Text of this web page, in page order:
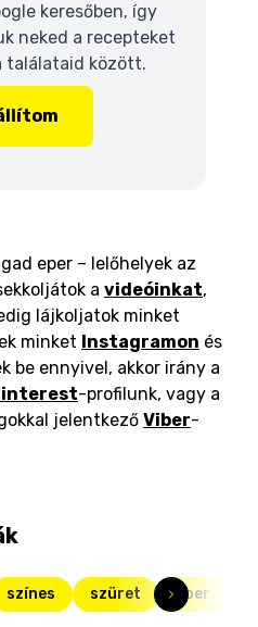
keresőben, így
neked a recepteket
találataid között.
eper – lelőhelyek az
a videóinkat,
lájkoljatok minket
minket Instagramon és
be ennyivel, akkor irány a
-profilunk, vagy a
jelentkező Viber-
színes szüret eper